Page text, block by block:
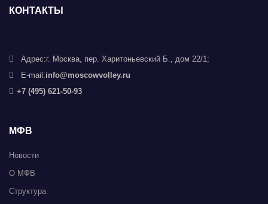
КОНТАКТЫ
Адрес:г. Москва, пер. Харитоньевский Б., дом 22/1;
E-mail:info@moscowvolley.ru
+7 (495) 621-50-93
МФВ
Новости
О МФВ
Структура